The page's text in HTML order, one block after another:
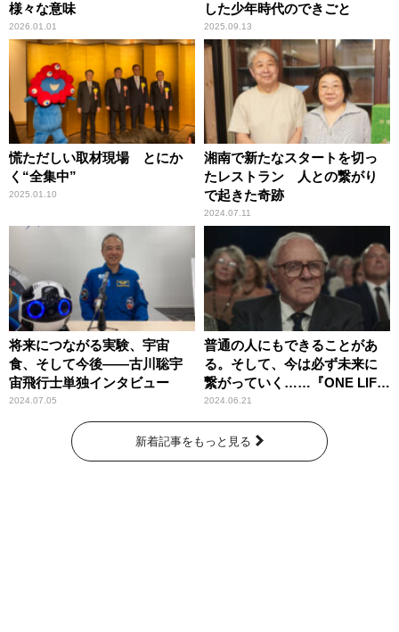
様々な意味
2026.01.01
した少年時代のできごと
2025.09.13
慌ただしい取材現場 とにか
く“全集中”
2025.01.10
湘南で新たなスタートを切っ
たレストラン 人との繋がり
で起きた奇跡
2024.07.11
将来につながる実験、宇宙
食、そして今後――古川聡宇
宙飛行士単独インタビュー
2024.07.05
普通の人にもできることがあ
る。そして、今は必ず未来に
繋がっていく……『ONE LIFE
奇跡が繋いだ6000の命』
2024.06.21
新着記事をもっと見る